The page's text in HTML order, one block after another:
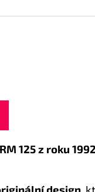
125 z roku 1992
design,